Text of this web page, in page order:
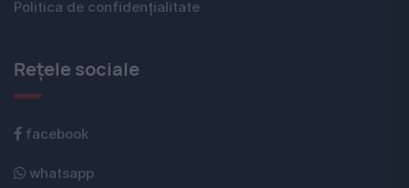
Politica de confidențialitate
Rețele sociale
facebook
whatsapp